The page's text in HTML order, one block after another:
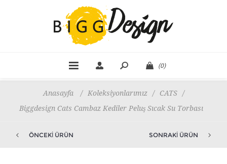
(0)
Anasayfa / Koleksiyonlarımız / CATS
/
Biggdesign Cats Cambaz Kediler Peluş Sıcak Su Torbası
ÖNCEKI ÜRÜN SONRAKI ÜRÜN